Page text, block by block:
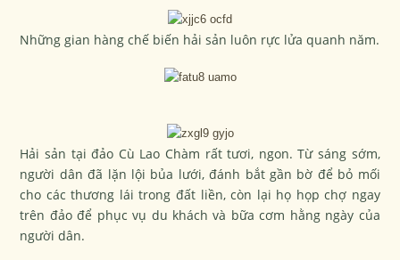
Những gian hàng chế biến hải sản luôn rực lửa quanh năm.
Hải sản tại đảo Cù Lao Chàm rất tươi, ngon. Từ sáng sớm,
người dân đã lặn lội bủa lưới, đánh bắt gần bờ để bỏ mối
cho các thương lái trong đất liền, còn lại họ họp chợ ngay
trên đảo để phục vụ du khách và bữa cơm hằng ngày của
người dân.